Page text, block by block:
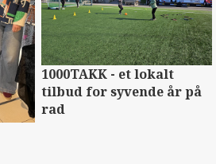
1000TAKK - et lokalt
tilbud for syvende år på
rad